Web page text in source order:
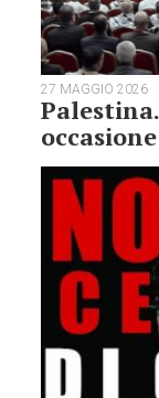
27 MAGGIO 2026
occasione